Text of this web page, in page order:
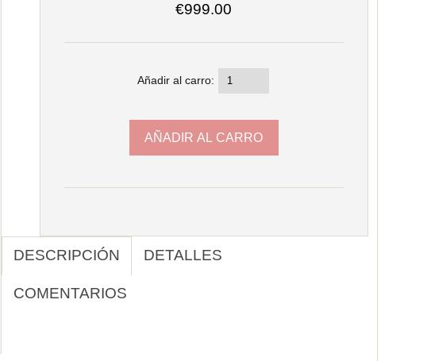
€999.00
Añadir al carro:
DESCRIPCIÓN DETALLES
COMENTARIOS